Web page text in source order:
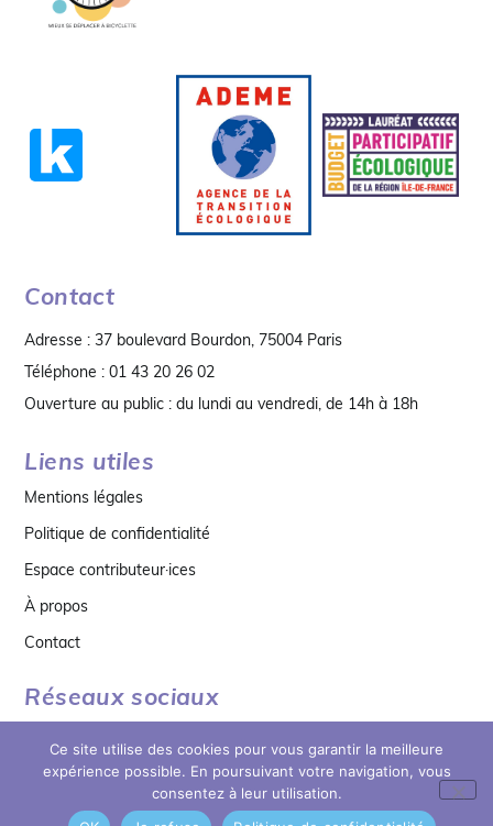
Contact
Adresse : 37 boulevard Bourdon, 75004 Paris
Téléphone : 01 43 20 26 02
Ouverture au public : du lundi au vendredi, de 14h à 18h
Liens utiles
Mentions légales
Politique de confidentialité
Espace contributeur·ices
À propos
Contact
Réseaux sociaux
Ce site utilise des cookies pour vous garantir la meilleure
expérience possible. En poursuivant votre navigation, vous
consentez à leur utilisation.